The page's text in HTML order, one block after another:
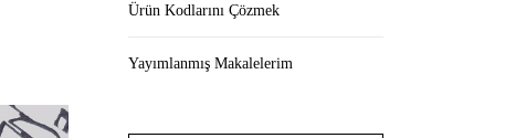
Ürün Kodlarını Çözmek
Yayımlanmış Makalelerim